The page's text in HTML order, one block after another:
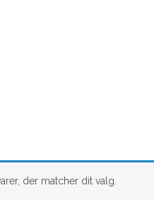
der matcher dit valg.